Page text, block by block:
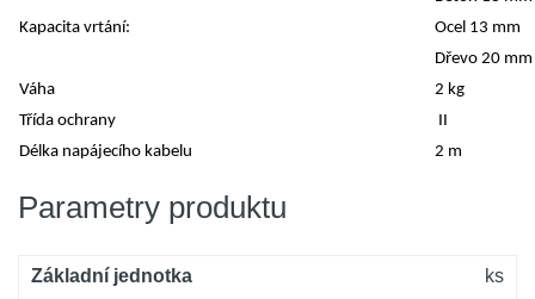
Kapacita vrtání:
Ocel 13 mm
Dřevo 20 mm
Váha
2 kg
Třída ochrany
II
Délka napájecího kabelu
2 m
Parametry produktu
Základní jednotka
ks